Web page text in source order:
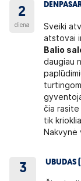
2
diena
Sveiki
atstovai
Balio
daugiau
čia
tik
3
UBUDAS